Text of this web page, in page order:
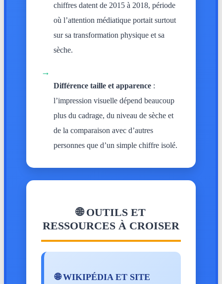
chiffres datent de 2015 à 2018, période
où l’attention médiatique portait surtout
sur sa transformation physique et sa
sèche.
→
Différence taille et apparence :
l’impression visuelle dépend beaucoup
plus du cadrage, du niveau de sèche et
de la comparaison avec d’autres
personnes que d’un simple chiffre isolé.
🌐 OUTILS ET
RESSOURCES À CROISER
🌐 WIKIPÉDIA ET SITE